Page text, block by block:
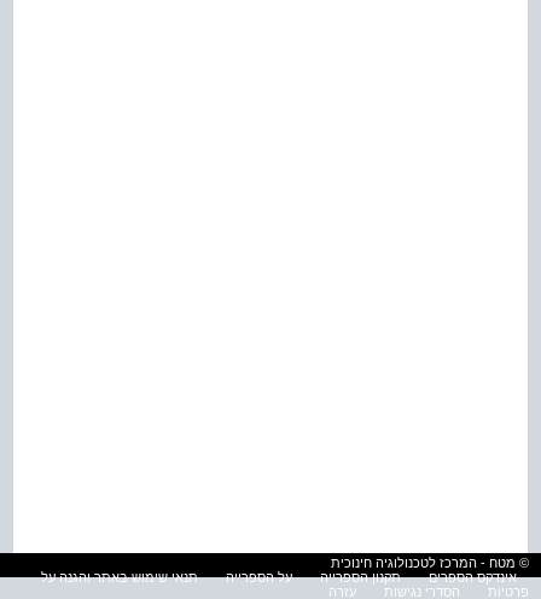
© מטח - המרכז לטכנולוגיה חינוכית
אינדקס הספרים
תקנון הספרייה על הספרייה
תנאי שימוש באתר והגנה על
פרטיות
הסדרי נגישות עזרה